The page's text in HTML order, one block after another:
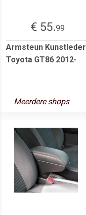
€ 55.99
Armsteun Kunstleder
Toyota GT86 2012-
Meerdere shops